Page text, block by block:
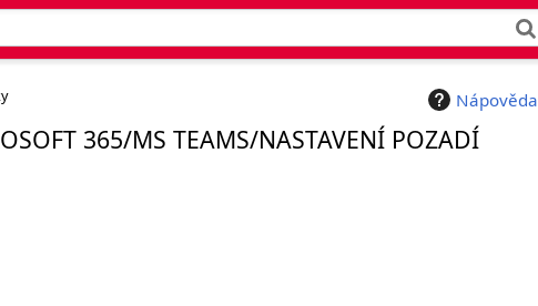
Nápověda
365/MS TEAMS/NASTAVENÍ POZADÍ